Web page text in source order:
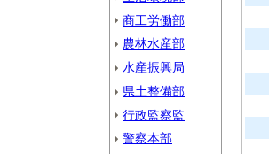
商工労働部
農林水産部
水産振興局
県土整備部
行政監察監
警察本部